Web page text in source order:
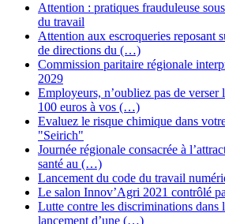
Attention : pratiques frauduleuse
du travail
Attention aux escroqueries reposant
de directions du (…)
Commission paritaire régionale
2029
Employeurs, n’oubliez pas de
100 euros à vos (…)
Evaluez le risque chimique dans
"Seirich"
Journée régionale consacrée à
santé au (…)
Lancement du code du travail
Le salon Innov’Agri 2021 contrôlé
Lutte contre les discriminations dans
lancement d’une (…)